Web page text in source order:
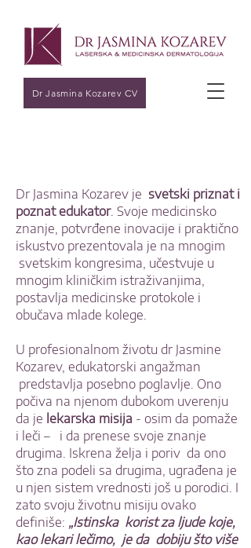
Dr Jasmina Kozarev CV
Dr Jasmina Kozarev je svetski priznat i
poznat edukator. Svoje medicinsko
znanje, potvrđene inovacije i praktično
iskustvo prezentovala je na mnogim
svetskim kongresima, učestvuje u
mnogim kliničkim istraživanjima,
postavlja medicinske protokole i
obučava mlade kolege.
U profesionalnom životu dr Jasmine
Kozarev, edukatorski angažman
predstavlja posebno poglavlje. Ono
počiva na njenom dubokom uverenju
da je lekarska misija - osim da pomaže
i leči – i da prenese svoje znanje
drugima. Iskrena želja i poriv da ono
što zna podeli sa drugima, ugrađena je
u njen sistem vrednosti još u porodici. I
zato svoju životnu misiju ovako
definiše: „Istinska korist za ljude koje,
kao lekari lečimo, je da dobiju što više